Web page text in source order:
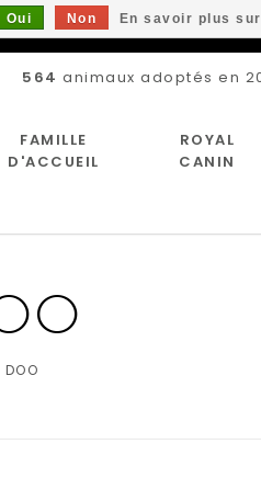
564 animaux adoptés en
FAMILLE
D'ACCUEIL
ROYAL
CANIN
DOO
Oui Non En savoir plus